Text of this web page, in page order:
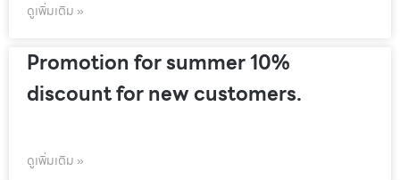
ดูเพิ่มเติม »
Promotion for summer 10%
discount for new customers.
ดูเพิ่มเติม »